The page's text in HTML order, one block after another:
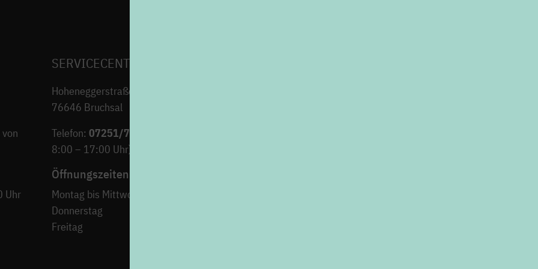
Uhr
SERVICECENTER H7
Hoheneggerstraße 7
76646 Bruchsal
Telefon:07251/706-222
8:00 – 17:00 Uhr)
Öffnungszeiten
Montag bis Mittwoch
Donnerstag
Freitag